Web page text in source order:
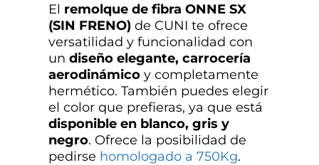
El remolque de fibra ONNE SX
(SIN FRENO) de CUNI te ofrece
versatilidad y funcionalidad con
un diseño elegante, carrocería
aerodinámico y completamente
hermético. También puedes elegir
el color que prefieras, ya que está
disponible en blanco, gris y
negro. Ofrece la posibilidad de
pedirse homologado a 750Kg.